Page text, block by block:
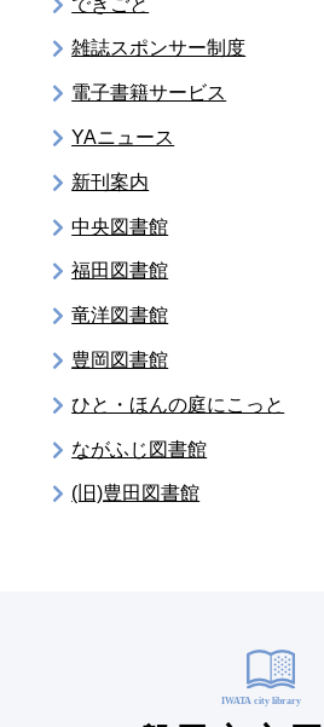
雑誌スポンサー制度
電子書籍サービス
YAニュース
新刊案内
中央図書館
福田図書館
竜洋図書館
豊岡図書館
ひと・ほんの庭にこっと
ながふじ図書館
(旧)豊田図書館